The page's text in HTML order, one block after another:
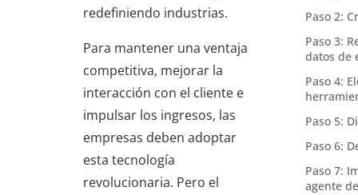
redefiniendo industrias.
Para mantener una ventaja
competitiva, mejorar la
interacción con el cliente e
impulsar los ingresos, las
empresas deben adoptar
esta tecnología
revolucionaria. Pero el
Paso 2:
Paso 3:
datos de
Paso 4:
Paso 5:
Paso 6:
Paso 7:
agente